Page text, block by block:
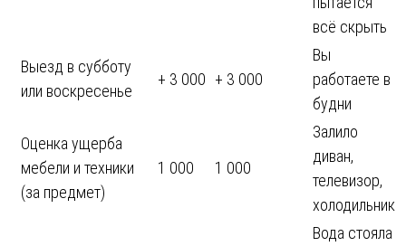
всё скрыть
Выезд в субботу
или воскресенье
+ 3 000 + 3 000
Вы
работаете в
будни
Оценка ущерба
мебели и техники
(за предмет)
1 000 1 000
Залило
диван,
телевизор,
холодильник
Вода стояла